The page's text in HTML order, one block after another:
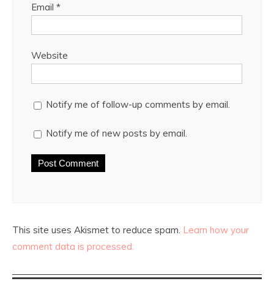
Email *
Website
Notify me of follow-up comments by email.
Notify me of new posts by email.
This site uses Akismet to reduce spam. Learn how your
comment data is processed.